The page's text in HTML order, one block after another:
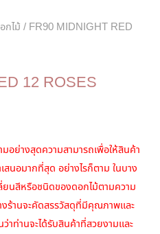
กไม้ / FR90 MIDNIGHT RED
12 ROSES
อย่างสุดความสามารถเพื่อให้สินค้า
นอมากที่สุด อย่างไรก็ตาม ในบาง
ยนสีหรือชนิดของดอกไม้ตามความ
ร้านจะคัดสรรวัสดุที่มีคุณภาพและ
าท่านจะได้รับสินค้าที่สวยงามและ